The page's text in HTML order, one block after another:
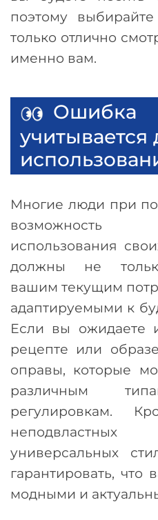
поэтому
только отлично
именно вам.
учитывается
Многие люди при
возможность
использования
должны не
вашим текущим
адаптируемыми к
Если вы ожидаете
рецепте или
оправы, которые
различным
регулировкам.
универсальных
гарантировать, что
модными и